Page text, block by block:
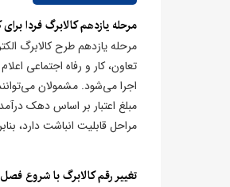
​مرحله یازدهم کالابرگ فردا برای کد ملی‌های ۳،
تعاون، کار و رفاه اجتماعی
اجرا می‌شود. مشمولان
مبلغ اعتبار بر اساس دهک
مراحل قابلیت انباشت دارد،
تغییر رقم کالابرگ با شروع